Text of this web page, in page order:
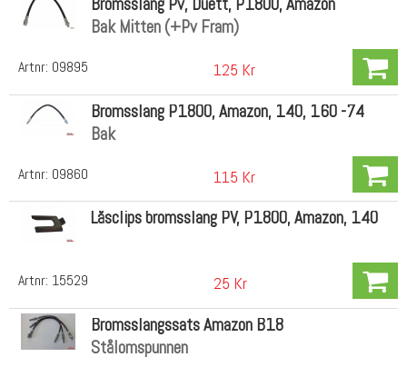
Artnr: 09895
Bak Mitten (+Pv Fram)
125 Kr
Artnr: 09860
Bromsslang P1800, Amazon, 140, 160 -74
Bak
115 Kr
Artnr: 15529
Låsclips bromsslang PV, P1800, Amazon, 140
25 Kr
Bromsslangssats Amazon B18
Stålomspunnen